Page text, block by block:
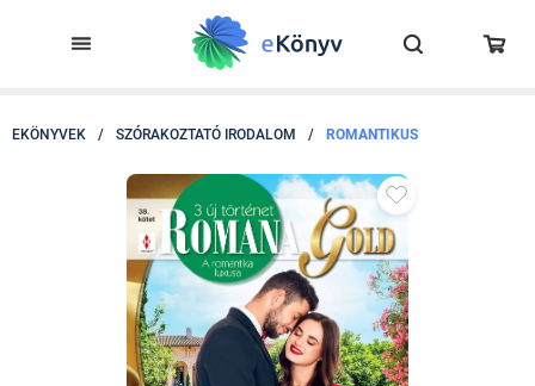
EKÖNYVEK / SZÓRAKOZTATÓ IRODALOM / ROMANTIKUS